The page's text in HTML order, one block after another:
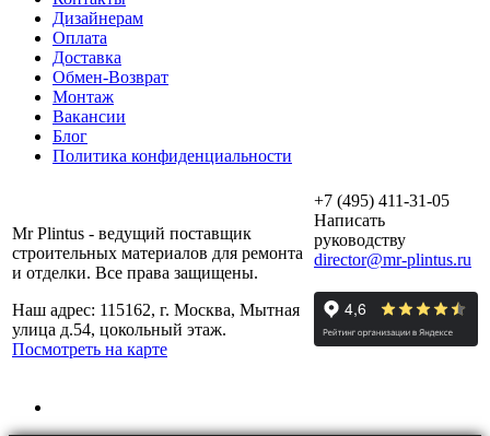
Дизайнерам
Оплата
Доставка
Обмен-Возврат
Монтаж
Вакансии
Блог
Политика конфиденциальности
Mr Plintus - ведущий поставщик
строительных материалов для ремонта
и отделки. Все права защищены.
Наш адрес: 115162, г. Москва, Мытная
улица д.54, цокольный этаж.
Посмотреть на карте
+7 (495) 411-31-05
Написать
руководству
director@mr-plintus.ru